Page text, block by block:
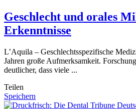
Geschlecht und orales
Erkenntnisse
L’Aquila – Geschlechtsspezifische
Jahren große Aufmerksamkeit.
deutlicher, dass viele ...
Teilen
Speichern